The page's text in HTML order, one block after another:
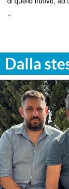
..
Dalla